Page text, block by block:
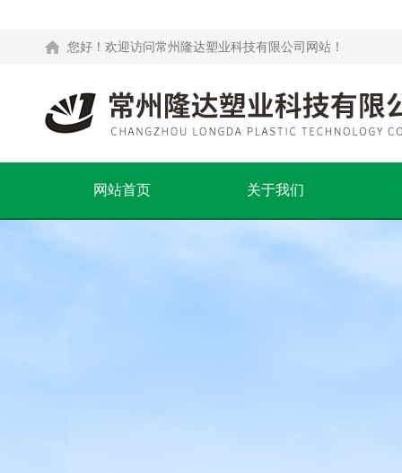
您好！欢迎访问常州隆达塑业科技有限公司网站！
网站首页 关于我们